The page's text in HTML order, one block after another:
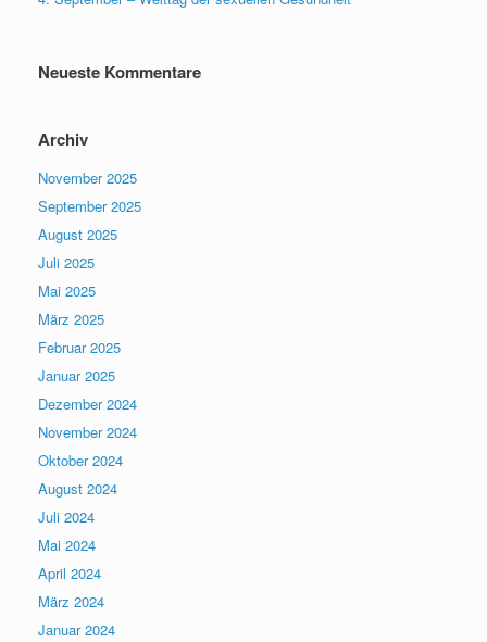
Neueste Kommentare
Archiv
November 2025
September 2025
August 2025
Juli 2025
Mai 2025
März 2025
Februar 2025
Januar 2025
Dezember 2024
November 2024
Oktober 2024
August 2024
Juli 2024
Mai 2024
April 2024
März 2024
Januar 2024